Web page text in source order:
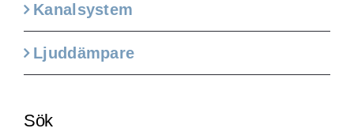
Kanalsystem
Ljuddämpare
Sök